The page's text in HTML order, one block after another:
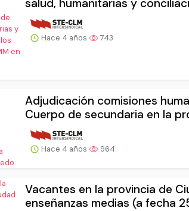
salud, humanitarias y
Hace 4 años 743
Adjudicación comisiones
Cuerpo de secundaria en la
Hace 4 años 964
Vacantes en la provincia de
enseñanzas medias (a fecha